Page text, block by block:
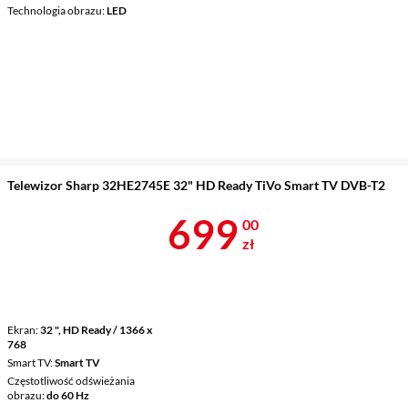
Technologia obrazu LED
Telewizor Sharp 32HE2745E 32" HD Ready TiVo Smart TV DVB-T2
Ekran 32 ", HD Ready / 1366 x
768
Smart TV Smart TV
Częstotliwość odświeżania
obrazu do 60 Hz
Cena 699 zł
699 00
zł